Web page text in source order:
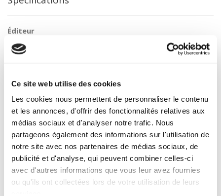
Ce site web utilise des cookies
Les cookies nous permettent de personnaliser le contenu
et les annonces, d'offrir des fonctionnalités relatives aux
médias sociaux et d'analyser notre trafic. Nous
partageons également des informations sur l'utilisation de
notre site avec nos partenaires de médias sociaux, de
publicité et d'analyse, qui peuvent combiner celles-ci
avec d'autres informations que vous leur avez fournies
ou qu'ils ont collectées lors de votre utilisation de leurs
Éditeur
Presses de Sciences Po
Auteur
Collection
Langue
français
Mots clés
Histoire coloniale
Catégorie (éditeur)
Internet Hierarchy>Domaine histoire>Histoire par sujet
Catégorie (éditeur)